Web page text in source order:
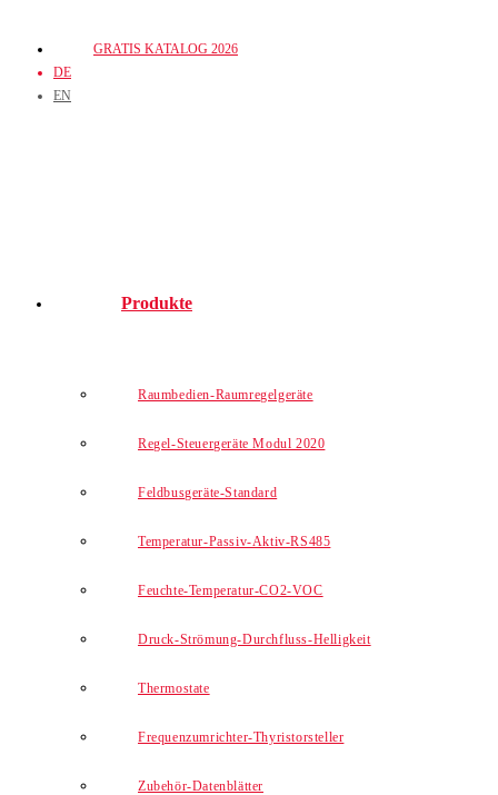
Inhalt
springen
GRATIS KATALOG 2026
DE
EN
Produkte
Raumbedien-Raumregelgeräte
Regel-Steuergeräte Modul 2020
Feldbusgeräte-Standard
Temperatur-Passiv-Aktiv-RS485
Feuchte-Temperatur-CO2-VOC
Druck-Strömung-Durchfluss-Helligkeit
Thermostate
Frequenzumrichter-Thyristorsteller
Zubehör-Datenblätter